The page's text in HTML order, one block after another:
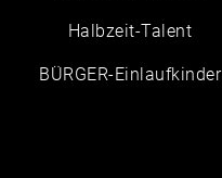
Halbzeit-Talent
BÜRGER-Einlaufkinder